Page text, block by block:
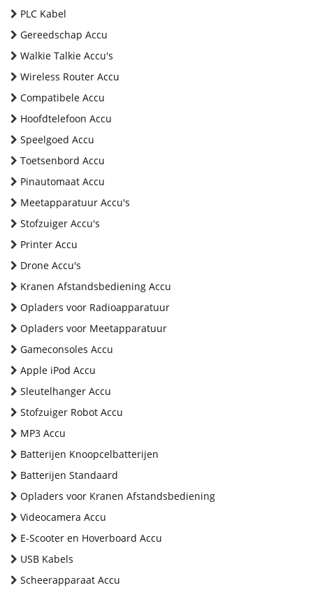
PLC Kabel
Gereedschap Accu
Walkie Talkie Accu's
Wireless Router Accu
Compatibele Accu
Hoofdtelefoon Accu
Speelgoed Accu
Toetsenbord Accu
Pinautomaat Accu
Meetapparatuur Accu's
Stofzuiger Accu's
Printer Accu
Drone Accu's
Kranen Afstandsbediening Accu
Opladers voor Radioapparatuur
Opladers voor Meetapparatuur
Gameconsoles Accu
Apple iPod Accu
Sleutelhanger Accu
Stofzuiger Robot Accu
MP3 Accu
Batterijen Knoopcelbatterijen
Batterijen Standaard
Opladers voor Kranen Afstandsbediening
Videocamera Accu
E-Scooter en Hoverboard Accu
USB Kabels
Scheerapparaat Accu